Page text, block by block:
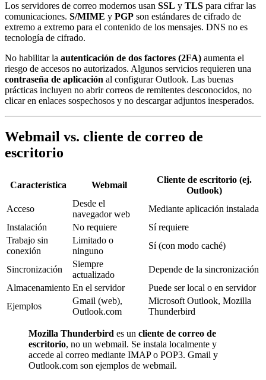
Los servidores de correo modernos usan SSL y TLS para cifrar las
comunicaciones. S/MIME y PGP son estándares de cifrado de
extremo a extremo para el contenido de los mensajes. DNS no es
tecnología de cifrado.
No habilitar la autenticación de dos factores (2FA) aumenta el
riesgo de accesos no autorizados. Algunos servicios requieren una
contraseña de aplicación al configurar Outlook. Las buenas
prácticas incluyen no abrir correos de remitentes desconocidos, no
clicar en enlaces sospechosos y no descargar adjuntos inesperados.
Webmail vs. cliente de correo de
escritorio
Característica Webmail
Cliente de escritorio (ej.
Outlook)
Acceso
Desde el
navegador web
Mediante aplicación instalada
Instalación
No requiere
Sí requiere
Trabajo sin
conexión
Limitado o
ninguno
Sí (con modo caché)
Sincronización
Siempre
actualizado
Depende de la sincronización
Almacenamiento En el servidor
Puede ser local o en servidor
Ejemplos
Gmail (web),
Outlook.com
Microsoft Outlook, Mozilla
Thunderbird
Mozilla Thunderbird es un cliente de correo de
escritorio, no un webmail. Se instala localmente y
accede al correo mediante IMAP o POP3. Gmail y
Outlook.com son ejemplos de webmail.